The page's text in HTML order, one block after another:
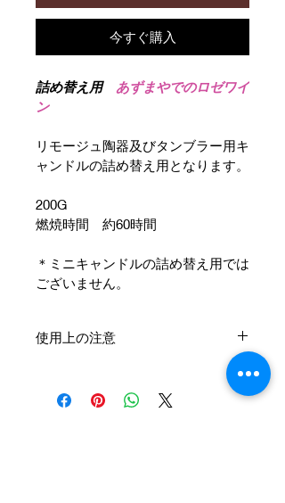
今すぐ購入
詰め替え用 あずまやでのロゼワイ
ン
リモージュ陶器及びタンブラー用キ
ャンドルの詰め替え用となります。
200G
燃焼時間　約60時間
＊ミニキャンドルの詰め替え用では
ございません。
使用上の注意
使用方法　キャンドルから煙や熱く
なりすぎないよう、定期的に芯を1
～2mmカットしてください。